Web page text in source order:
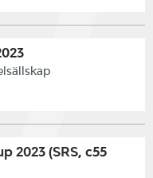
2023 (SRS, c55